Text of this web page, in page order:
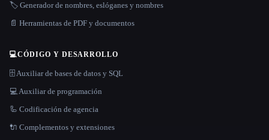
🏷️ Generador de nombres, eslóganes y nombres
📄 Herramientas de PDF y documentos
💻CÓDIGO Y DESARROLLO
🗄️ Auxiliar de bases de datos y SQL
💻 Auxiliar de programación
🦾 Codificación de agencia
🔌 Complementos y extensiones